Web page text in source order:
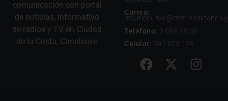
comunicación con portal
de noticias, Informativo
de radios y TV en Ciudad
de la Costa, Canelones
Correo:
mauricio.riva@metropolitano.uy
Teléfono: 2 698 78 66
Celular: 091 673 129